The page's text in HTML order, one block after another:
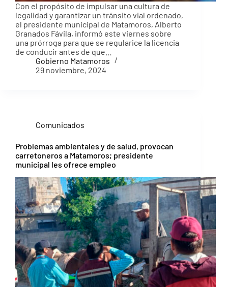
Con el propósito de impulsar una cultura de
legalidad y garantizar un tránsito vial ordenado,
el presidente municipal de Matamoros, Alberto
Granados Fávila, informó este viernes sobre
una prórroga para que se regularice la licencia
de conducir antes de que…
Gobierno Matamoros
29 noviembre, 2024
Comunicados
Problemas ambientales y de salud, provocan
carretoneros a Matamoros; presidente
municipal les ofrece empleo